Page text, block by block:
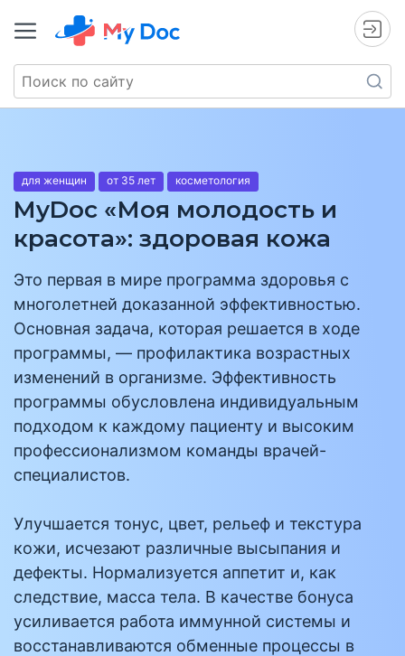
для женщин от 35 лет косметология
MyDoc «Моя молодость и
красота»: здоровая кожа
Это первая в мире программа здоровья с
многолетней доказанной эффективностью.
Основная задача, которая решается в ходе
программы, — профилактика возрастных
изменений в организме. Эффективность
программы обусловлена индивидуальным
подходом к каждому пациенту и высоким
профессионализмом команды врачей-
специалистов.
Улучшается тонус, цвет, рельеф и текстура
кожи, исчезают различные высыпания и
дефекты. Нормализуется аппетит и, как
следствие, масса тела. В качестве бонуса
усиливается работа иммунной системы и
восстанавливаются обменные процессы в